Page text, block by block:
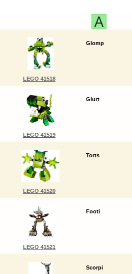
LEGO 41518
Glomp
LEGO 41519
Glurt
LEGO 41520
Torts
LEGO 41521
Footi
Scorpi